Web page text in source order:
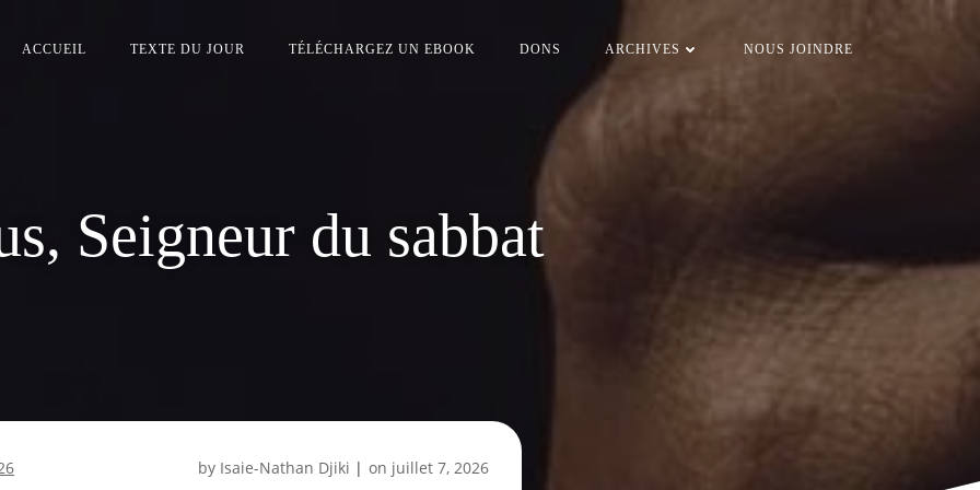
ACCUEIL TEXTE DU JOUR TÉLÉCHARGEZ UN EBOOK DONS ARCHIVES NOUS JOINDRE
Seigneur du sabbat
by Isaie-Nathan Djiki | on juillet 7, 2026